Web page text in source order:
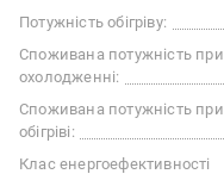
Потужність обігріву:
Споживана потужність при
охолодженні:
Споживана потужність при
обігріві:
Клас енергоефективності